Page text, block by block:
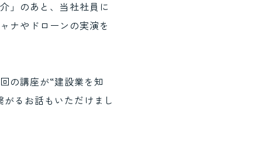
」のあと、当社社員に
ナやドローンの実演を
の講座が“建設業を知
るお話もいただけまし